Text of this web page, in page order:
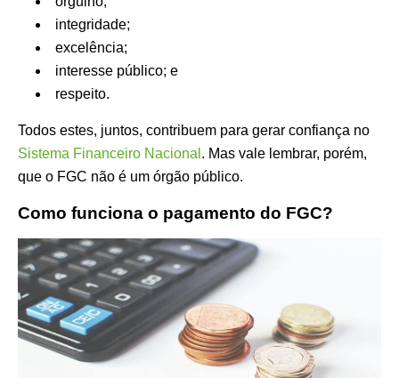
integridade;
excelência;
interesse público; e
respeito.
Todos estes, juntos, contribuem para gerar confiança no
Sistema Financeiro Nacional . Mas vale lembrar, porém,
que o FGC não é um órgão público.
Como funciona o pagamento do FGC?